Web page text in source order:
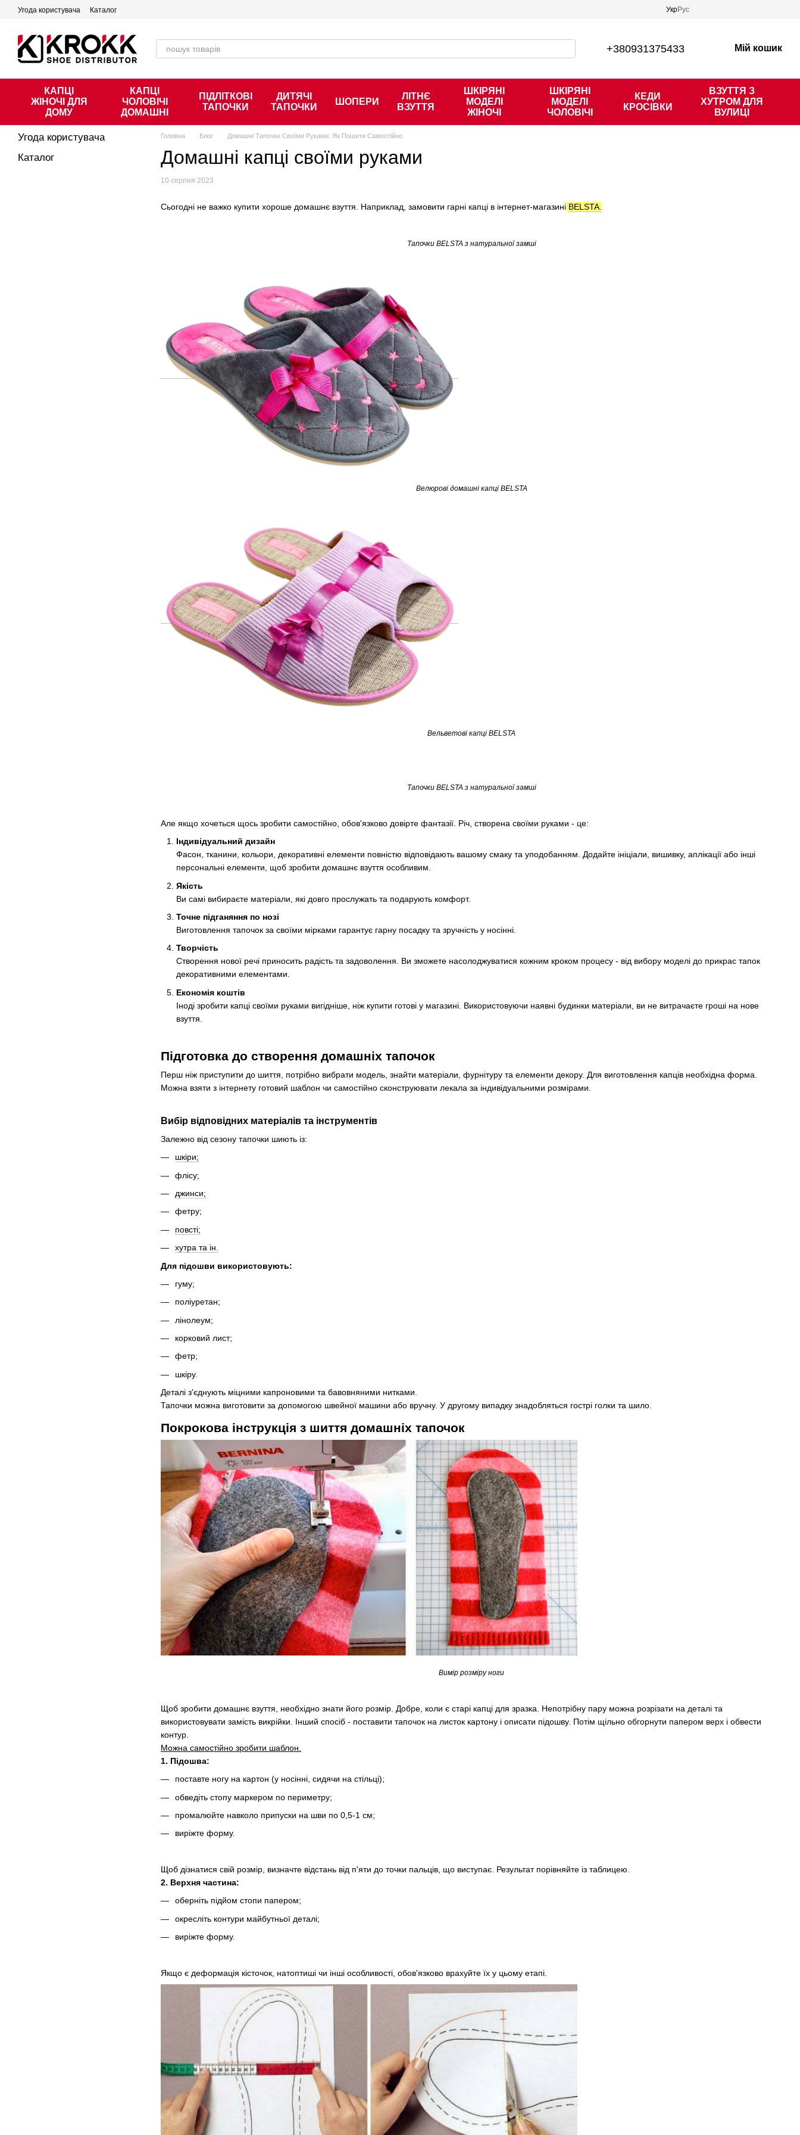
Перейти к основному контенту
Угода користувача Каталог УкрРус
+380931375433 Мій кошик
КАПЦІ
ЖІНОЧІ ДЛЯ
ДОМУ
КАПЦІ
ЧОЛОВІЧІ
ДОМАШНІ
ПІДЛІТКОВІ
ТАПОЧКИ
ДИТЯЧІ
ТАПОЧКИ
ШОПЕРИ
ЛІТНЄ
ВЗУТТЯ
ШКІРЯНІ
МОДЕЛІ
ЖІНОЧІ
ШКІРЯНІ
МОДЕЛІ
ЧОЛОВІЧІ
КЕДИ
КРОСІВКИ
ВЗУТТЯ З
ХУТРОМ ДЛЯ
ВУЛИЦІ
Головна Блог Домашні Тапочки Своїми Руками: Як Пошити Самостійно
Домашні капці своїми руками
10 серпня 2023
Сьогодні не важко купити хороше домашнє взуття. Наприклад, замовити гарні капці в інтернет-магазині BELSTA.
Тапочки BELSTA з натуральної замші
Велюрові домашні капці BELSTA
Вельветові капці BELSTA
Тапочки BELSTA з натуральної замші
Але якщо хочеться щось зробити самостійно, обов'язково довірте фантазії. Річ, створена своїми руками - це:
Індивідуальний дизайн
Фасон, тканини, кольори, декоративні елементи повністю відповідають вашому смаку та уподобанням. Додайте ініціали, вишивку, аплікації або інші
персональні елементи, щоб зробити домашнє взуття особливим.
Якість
Ви самі вибираєте матеріали, які довго прослужать та подарують комфорт.
Точне підганяння по нозі
Виготовлення тапочок за своїми мірками гарантує гарну посадку та зручність у носінні.
Творчість
Створення нової речі приносить радість та задоволення. Ви зможете насолоджуватися кожним кроком процесу - від вибору моделі до прикрас тапок
декоративними елементами.
Економія коштів
Іноді зробити капці своїми руками вигідніше, ніж купити готові у магазині. Використовуючи наявні будинки матеріали, ви не витрачаєте гроші на нове
взуття.
Підготовка до створення домашніх тапочок
Перш ніж приступити до шиття, потрібно вибрати модель, знайти матеріали, фурнітуру та елементи декору. Для виготовлення капців необхідна форма.
Можна взяти з інтернету готовий шаблон чи самостійно сконструювати лекала за індивідуальними розмірами.
Вибір відповідних матеріалів та інструментів
Залежно від сезону тапочки шиють із:
шкіри;
флісу;
джинси;
фетру;
повсті;
хутра та ін.
Для підошви використовують:
гуму;
поліуретан;
лінолеум;
корковий лист;
фетр;
шкіру.
Деталі з'єднують міцними капроновими та бавовняними нитками.
Тапочки можна виготовити за допомогою швейної машини або вручну. У другому випадку знадобляться гострі голки та шило.
Покрокова інструкція з шиття домашніх тапочок
Вимір розміру ноги
Щоб зробити домашнє взуття, необхідно знати його розмір. Добре, коли є старі капці для зразка. Непотрібну пару можна розрізати на деталі та
використовувати замість викрійки. Інший спосіб - поставити тапочок на листок картону і описати підошву. Потім щільно обгорнути папером верх і обвести
контур.
Можна самостійно зробити шаблон.
1. Підошва:
поставте ногу на картон (у носінні, сидячи на стільці);
обведіть стопу маркером по периметру;
промалюйте навколо припуски на шви по 0,5-1 см;
виріжте форму.
Щоб дізнатися свій розмір, визначте відстань від п'яти до точки пальців, що виступає. Результат порівняйте із таблицею.
2. Верхня частина:
оберніть підйом стопи папером;
окресліть контури майбутньої деталі;
виріжте форму.
Якщо є деформація кісточок, натоптиші чи інші особливості, обов'язково врахуйте їх у цьому етапі.
Угода користувача
Каталог